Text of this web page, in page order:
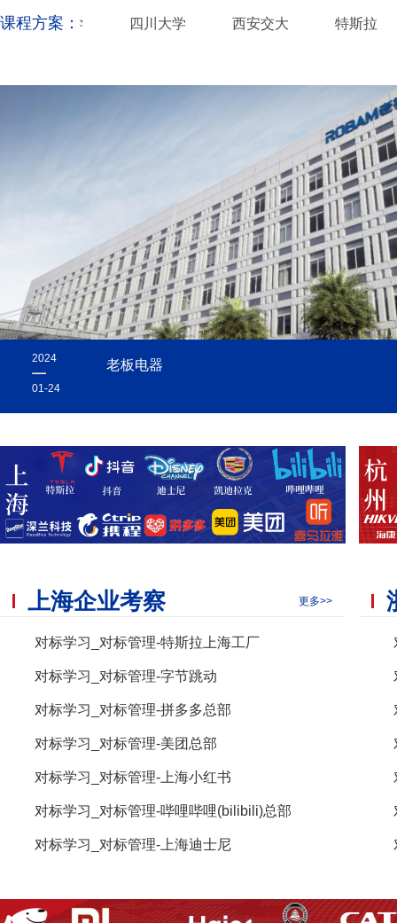
课程方案：
武汉大学 四川大学 西安交大 特斯拉
2024
01-24
老板电器
上海企业考察 更多>>
对标学习_对标管理-特斯拉上海工厂
对标学习_对标管理-字节跳动
对标学习_对标管理-拼多多总部
对标学习_对标管理-美团总部
对标学习_对标管理-上海小红书
对标学习_对标管理-哔哩哔哩(bilibili)总部
对标学习_对标管理-上海迪士尼